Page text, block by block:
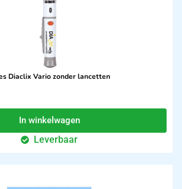
Diaclix Vario zonder lancetten
In winkelwagen
Leverbaar